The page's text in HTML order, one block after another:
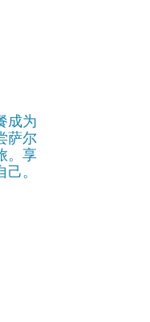
成为
萨尔
。享
。